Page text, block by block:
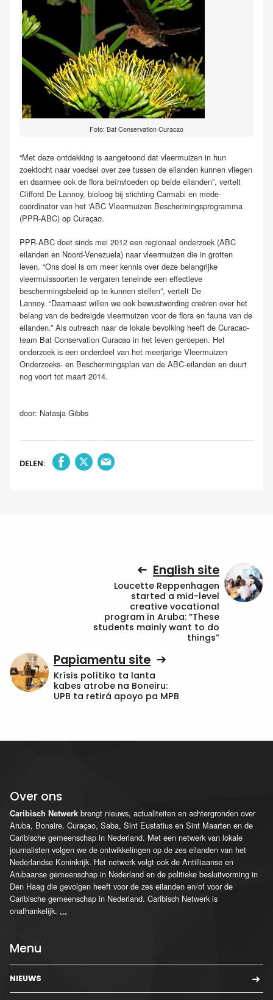
Foto: Bat Conservation Curacao
“Met deze ontdekking is aangetoond dat vleermuizen in hun
zoektocht naar voedsel over zee tussen de eilanden kunnen vliegen
en daarmee ook de flora beïnvloeden op beide eilanden”, vertelt
Clifford De Lannoy, bioloog bij stichting Carmabi en mede-
coördinator van het ‘ABC Vleermuizen Beschermingsprogramma
(PPR-ABC) op Curaçao.
PPR-ABC doet sinds mei 2012 een regionaal onderzoek (ABC
eilanden en Noord-Venezuela) naar vleermuizen die in grotten
leven. “Ons doel is om meer kennis over deze belangrijke
vleermuissoorten te vergaren teneinde een effectieve
beschermingsbeleid op te kunnen stellen”, vertelt De
Lannoy. “Daarnaast willen we ook bewustwording creëren over het
belang van de bedreigde vleermuizen voor de flora en fauna van de
eilanden.” Als outreach naar de lokale bevolking heeft de Curacao-
team Bat Conservation Curacao in het leven geroepen. Het
onderzoek is een onderdeel van het meerjarige Vleermuizen
Onderzoeks- en Beschermingsplan van de ABC-eilanden en duurt
nog voort tot maart 2014.
door: Natasja Gibbs
DELEN:
English site
Loucette Reppenhagen
started a mid-level
creative vocational
program in Aruba: “These
students mainly want to do
things”
Papiamentu site
Krísis polítiko ta lanta
kabes atrobe na Boneiru:
UPB ta retirá apoyo pa MPB
Over ons
Caribisch Netwerk brengt nieuws, actualiteiten en achtergronden over
Aruba, Bonaire, Curaçao, Saba, Sint Eustatius en Sint Maarten en de
Caribische gemeenschap in Nederland. Met een netwerk van lokale
journalisten volgen we de ontwikkelingen op de zes eilanden van het
Nederlandse Koninkrijk. Het netwerk volgt ook de Antilliaanse en
Arubaanse gemeenschap in Nederland en de politieke besluitvorming in
Den Haag die gevolgen heeft voor de zes eilanden en/of voor de
Caribische gemeenschap in Nederland. Caribisch Netwerk is
onafhankelijk. ...
Menu
NIEUWS